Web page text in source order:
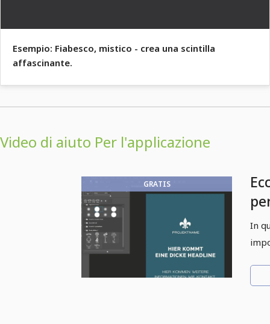
Esempio: Fiabesco, mistico - crea una scintilla
affascinante.
Video di aiuto Per l'applicazione
GRATIS
In